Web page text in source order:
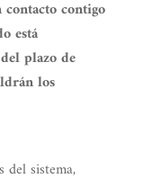
contacto contigo
está
plazo de
los
del sistema,